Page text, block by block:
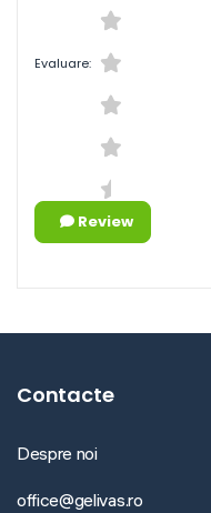
Evaluare:
Review
Contacte
Despre noi
office@gelivas.ro